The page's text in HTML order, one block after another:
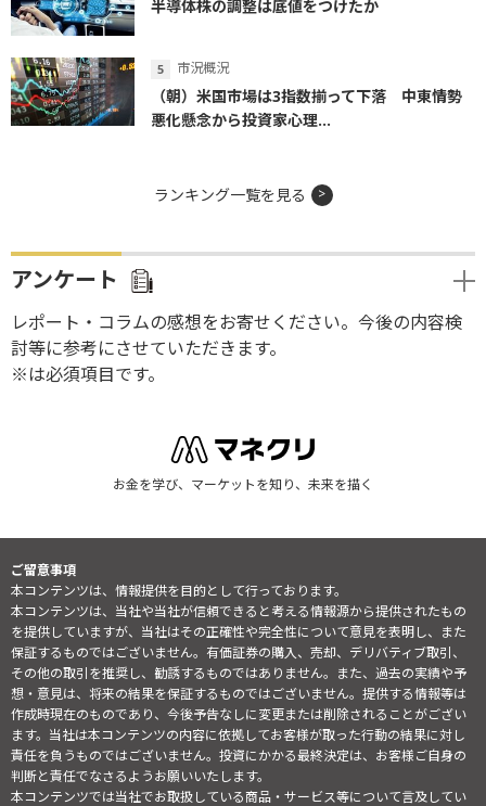
半導体株の調整は底値をつけたか
市況概況
（朝）米国市場は3指数揃って下落 中東情勢
悪化懸念から投資家心理...
ランキング一覧を見る
アンケート
レポート・コラムの感想をお寄せください。今後の内容検
討等に参考にさせていただきます。
※は必須項目です。
お金を学び、マーケットを知り、未来を描く
ご留意事項
本コンテンツは、情報提供を目的として行っております。
本コンテンツは、当社や当社が信頼できると考える情報源から提供されたもの
を提供していますが、当社はその正確性や完全性について意見を表明し、また
保証するものではございません。有価証券の購入、売却、デリバティブ取引、
その他の取引を推奨し、勧誘するものではありません。また、過去の実績や予
想・意見は、将来の結果を保証するものではございません。提供する情報等は
作成時現在のものであり、今後予告なしに変更または削除されることがござい
ます。当社は本コンテンツの内容に依拠してお客様が取った行動の結果に対し
責任を負うものではございません。投資にかかる最終決定は、お客様ご自身の
判断と責任でなさるようお願いいたします。
本コンテンツでは当社でお取扱している商品・サービス等について言及してい